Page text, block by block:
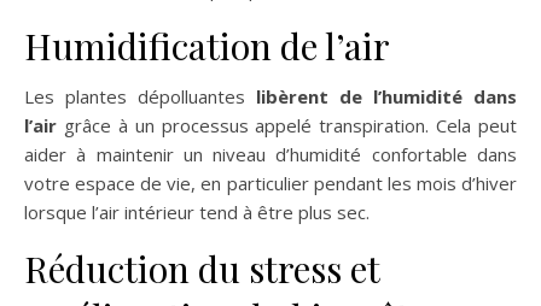
Humidification de l’air
Les plantes dépolluantes libèrent de l’humidité dans
l’air grâce à un processus appelé transpiration. Cela peut
aider à maintenir un niveau d’humidité confortable dans
votre espace de vie, en particulier pendant les mois d’hiver
lorsque l’air intérieur tend à être plus sec.
Réduction du stress et